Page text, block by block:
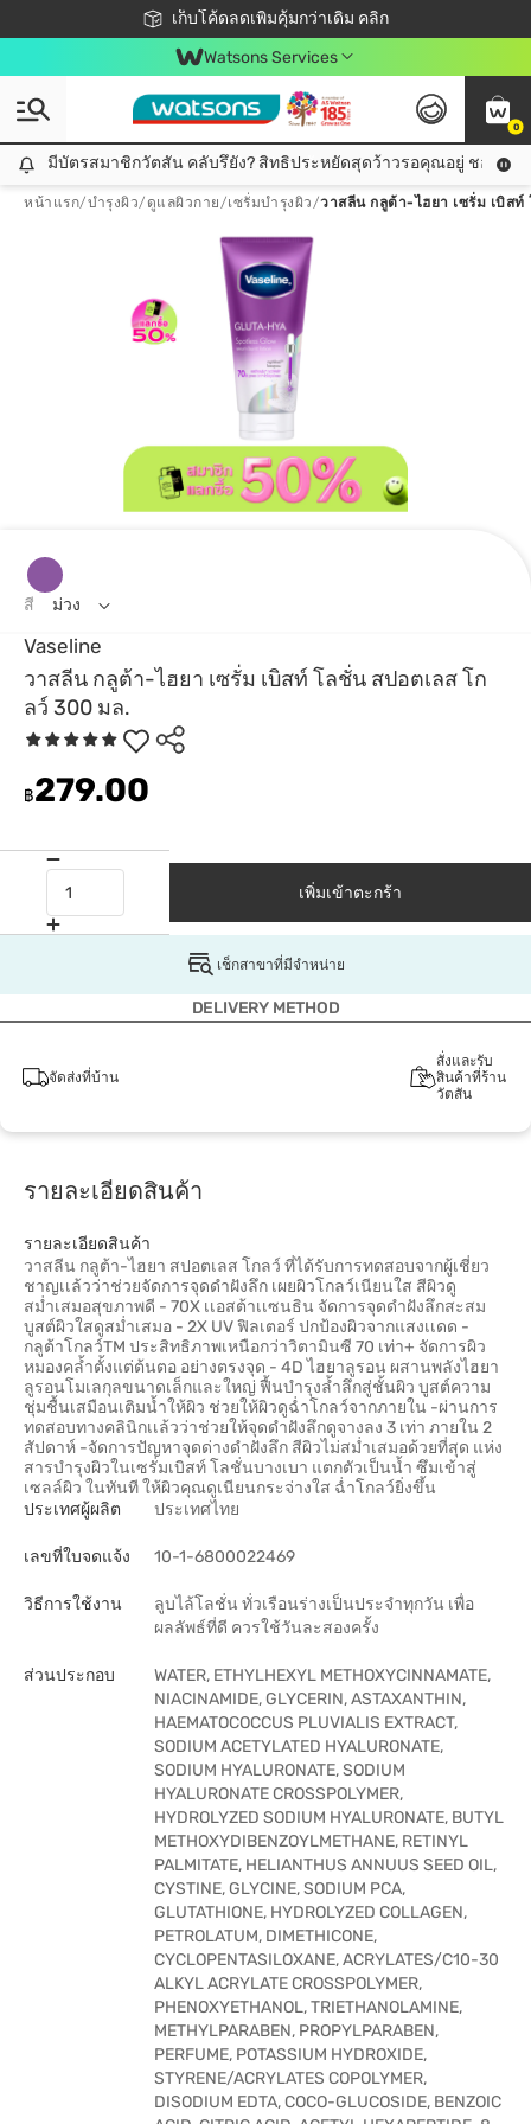
เก็บโค้ดลดเพิ่มคุ้มกว่าเดิม คลิก
ชอปออนไลน์ครั้งแรก ลดเพิ่มจุก ๆ 10%! 🎉
📦ส่งฟรี! เมื่อชอป 499฿
สมาชิกวัตสัน คลับดียังไง?
Watsons Services
0
มีบัตรสมาชิกวัตสัน คลับรึยัง? สิทธิประหยัดสุดว้าวรอคุณอยู่ ชอปคุ้มกว่าเดิม คลิก!
มีบัตรสมาชิกวัตสัน คลับรึยัง? สิทธิประหยัดสุดว้าวรอคุณอยู่ ชอปคุ้มก
หน้าแรก/บำรุงผิว/ ดูแลผิวกาย/เซรั่มบำรุงผิว/วาสลีน กลูต้า-ไฮยา เซรั่ม เบิส
Vaseline
วาสลีน กลูต้า-ไฮยา เซรั่ม เบิสท์ โลชั่น สปอตเลส โก
ลว์ 300 มล.
฿279.00
สี ม่วง
เพิ่มเข้าตะกร้า
เช็กสาขาที่มีจำหน่าย
DELIVERY METHOD
จัดส่งที่บ้าน
สั่งและรับ
สินค้าที่ร้าน
วัตสัน
รายละเอียดสินค้า
รายละเอียดสินค้า
วาสลีน กลูต้า-ไฮยา สปอตเลส โกลว์ ที่ได้รับการทดสอบจากผู้เชี่ยว
ชาญเเล้วว่าช่วยจัดการจุดดำฝังลึก เผยผิวโกลว์เนียนใส สีผิวดู
สม่ำเสมอสุขภาพดี - 70X เเอสต้าเเซนธิน จัดการจุดดำฝังลึกสะสม
บูสต์ผิวใสดูสม่ำเสมอ - 2X UV ฟิลเตอร์ ปกป้องผิวจากแสงเเดด -
กลูต้าโกลว์TM ประสิทธิภาพเหนือกว่าวิตามินซี 70 เท่า+ จัดการผิว
หมองคล้ำตั้งแต่ต้นตอ อย่างตรงจุด - 4D ไฮยาลูรอน ผสานพลังไฮยา
ลูรอนโมเลกุลขนาดเล็กและใหญ่ ฟื้นบำรุงล้ำลึกสู่ชั้นผิว บูสต์ความ
ชุ่มชื้นเสมือนเติมน้ำให้ผิว ช่วยให้ผิวดูฉ่ำโกลว์จากภายใน -ผ่านการ
ทดสอบทางคลินิกเเล้วว่าช่วยให้จุดดำฝังลึกดูจางลง 3 เท่า ภายใน 2
สัปดาห์ -จัดการปัญหาจุดด่างดำฝังลึก สีผิวไม่สม่ำเสมอด้วยที่สุด แห่ง
สารบำรุงผิวในเซรั่มเบิสท์ โลชั่นบางเบา แตกตัวเป็นน้ำ ซึมเข้าสู่
เซลล์ผิว ในทันที ให้ผิวคุณดูเนียนกระจ่างใส ฉ่ำโกลว์ยิ่งขึ้น
ประเทศผู้ผลิต
ประเทศไทย
เลขที่ใบจดแจ้ง 10-1-6800022469
วิธีการใช้งาน
ลูบไล้โลชั่น ทั่วเรือนร่างเป็นประจำทุกวัน เพื่อ
ผลลัพธ์ที่ดี ควรใช้วันละสองครั้ง
ส่วนประกอบ
WATER, ETHYLHEXYL METHOXYCINNAMATE,
NIACINAMIDE, GLYCERIN, ASTAXANTHIN,
HAEMATOCOCCUS PLUVIALIS EXTRACT,
SODIUM ACETYLATED HYALURONATE,
SODIUM HYALURONATE, SODIUM
HYALURONATE CROSSPOLYMER,
HYDROLYZED SODIUM HYALURONATE, BUTYL
METHOXYDIBENZOYLMETHANE, RETINYL
PALMITATE, HELIANTHUS ANNUUS SEED OIL,
CYSTINE, GLYCINE, SODIUM PCA,
GLUTATHIONE, HYDROLYZED COLLAGEN,
PETROLATUM, DIMETHICONE,
CYCLOPENTASILOXANE, ACRYLATES/C10-30
ALKYL ACRYLATE CROSSPOLYMER,
PHENOXYETHANOL, TRIETHANOLAMINE,
METHYLPARABEN, PROPYLPARABEN,
PERFUME, POTASSIUM HYDROXIDE,
STYRENE/ACRYLATES COPOLYMER,
DISODIUM EDTA, COCO-GLUCOSIDE, BENZOIC